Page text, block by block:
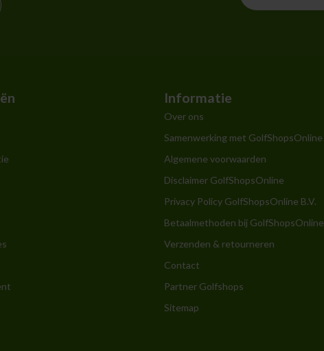
Informatie
Over ons
Samenwerking met GolfShopsOnline
Algemene voorwaarden
Disclaimer GolfShopsOnline
Privacy Policy GolfShopsOnline B.V.
Betaalmethoden bij GolfShopsOnline
Verzenden & retourneren
Contact
Partner Golfshops
Sitemap